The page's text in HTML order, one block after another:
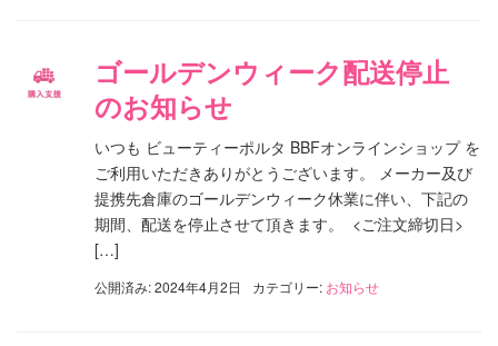
ゴールデンウィーク配送停止
のお知らせ
いつも ビューティーポルタ BBFオンラインショップ を
ご利用いただきありがとうございます。 メーカー及び
提携先倉庫のゴールデンウィーク休業に伴い、下記の
期間、配送を停止させて頂きます。 <ご注文締切日>
[…]
公開済み: 2024年4月2日 カテゴリー: お知らせ